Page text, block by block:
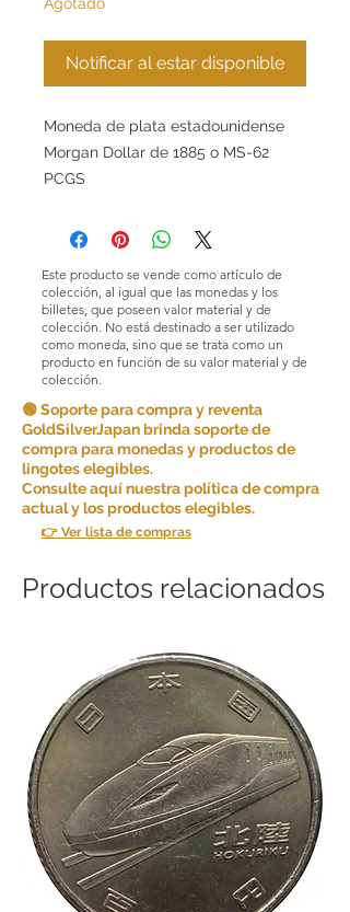
Notificar al estar disponible
Moneda de plata estadounidense
Morgan Dollar de 1885 o MS-62
PCGS
Este producto se vende como artículo de
colección, al igual que las monedas y los
billetes, que poseen valor material y de
colección. No está destinado a ser utilizado
como moneda, sino que se trata como un
producto en función de su valor material y de
colección.
🟢 Soporte para compra y reventa
GoldSilverJapan brinda soporte de
compra para monedas y productos de
lingotes elegibles.
Consulte aquí nuestra política de compra
actual y los productos elegibles.
👉 Ver lista de compras
Productos relacionados